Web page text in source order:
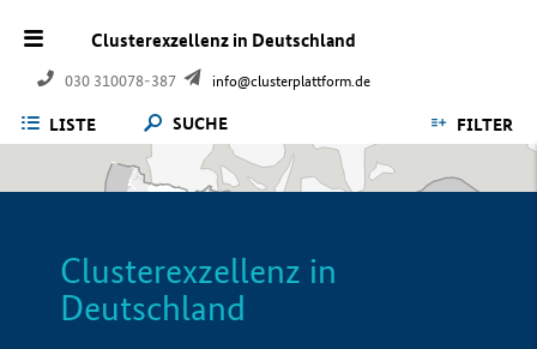
Clusterexzellenz in Deutschland
030 310078-387 info@clusterplattform.de
LISTE SUCHE FILTER
Clusterexzellenz in
Deutschland